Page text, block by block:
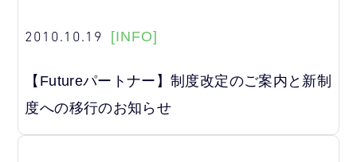
2010.10.19 [INFO]
【Futureパートナー】制度改定のご案内と新制
度への移行のお知らせ